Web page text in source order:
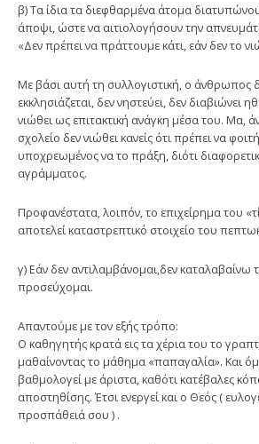
β) Τα ίδια τα διεφθαρμένα άτομα
άποψι, ώστε να αιτιολογήσουν την
«Δεν πρέπει να πράττουμε κάτι, εάν δεν το
Με βάσι αυτή τη συλλογιστική, ο άνθρωπος
εκκλησιάζεται, δεν νηστεύει, δεν διαβιώνει
νιώθει ως επιτακτική ανάγκη μέσα του. Μα,
σχολείο δεν νιώθει κανείς ότι πρέπει να
υποχρεωμένος να το πράξη, διότι
αγράμματος.
Προφανέστατα, λοιπόν, το επιχείρημα του
αποτελεί καταστρεπτικό στοιχείο του
γ) Εάν δεν αντιλαμβάνομαι,δεν καταλαβαίνω
προσεύχομαι.
Απαντούμε με τον εξής τρόπο:
Ο καθηγητής κρατά εις τα χέρια του το
μαθαίνοντας το μάθημα «παπαγαλία». Και
βαθμολογεί με άριστα, καθότι κατέβαλες
αποστηθίσης. Έτσι ενεργεί και ο Θεός (
προσπάθειά σου ) .